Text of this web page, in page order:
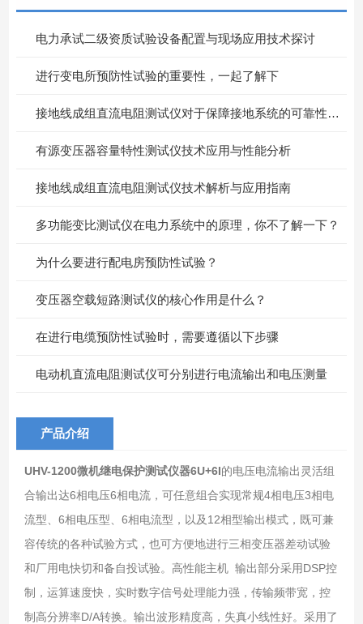
电力承试二级资质试验设备配置与现场应用技术探讨
进行变电所预防性试验的重要性，一起了解下
接地线成组直流电阻测试仪对于保障接地系统的可靠性具有重要意义
有源变压器容量特性测试仪技术应用与性能分析
接地线成组直流电阻测试仪技术解析与应用指南
多功能变比测试仪在电力系统中的原理，你不了解一下？
为什么要进行配电房预防性试验？
变压器空载短路测试仪的核心作用是什么？
在进行电缆预防性试验时，需要遵循以下步骤
电动机直流电阻测试仪可分别进行电流输出和电压测量
产品介绍
UHV-1200微机继电保护测试仪器6U+6I的电压电流输出灵活组
合输出达6相电压6相电流，可任意组合实现常规4相电压3相电
流型、6相电压型、6相电流型，以及12相型输出模式，既可兼
容传统的各种试验方式，也可方便地进行三相变压器差动试验
和厂用电快切和备自投试验。高性能主机 输出部分采用DSP控
制，运算速度快，实时数字信号处理能力强，传输频带宽，控
制高分辨率D/A转换。输出波形精度高，失真小线性好。采用了